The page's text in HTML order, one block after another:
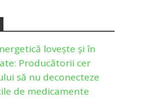
lovește și în
Producătorii cer
să nu deconecteze
de medicamente